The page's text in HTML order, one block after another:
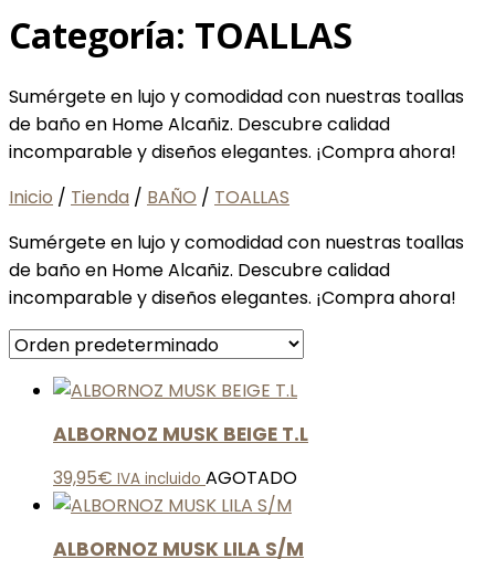
Categoría: TOALLAS
Sumérgete en lujo y comodidad con nuestras toallas
de baño en Home Alcañiz. Descubre calidad
incomparable y diseños elegantes. ¡Compra ahora!
Inicio / Tienda / BAÑO / TOALLAS
Sumérgete en lujo y comodidad con nuestras toallas
de baño en Home Alcañiz. Descubre calidad
incomparable y diseños elegantes. ¡Compra ahora!
ALBORNOZ MUSK BEIGE T.L
39,95€ IVA incluido AGOTADO
ALBORNOZ MUSK LILA S/M